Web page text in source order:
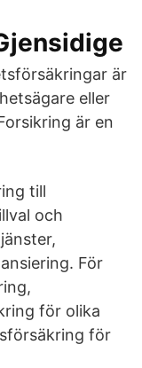
är
eller
är en
till
och
För
för olika
för